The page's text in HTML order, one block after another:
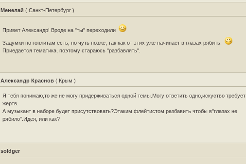
Менелай ( Санкт-Петербург )
Привет Александр! Вроде на "ты" переходили
Задумки по гоплитам есть, но чуть позже, так как от этих уже начинает в глазах рябить.
Приедается тематика, поэтому стараюсь "разбавлять".
Александр Краснов ( Крым )
Я тебя понимаю,то же не могу придерживаться одной темы.Могу ответить одно,искуство требует
жертв.
А музыкант в наборе будет присутствовать?Этаким флейтистом разбавить чтобы в"глазах не
рябило".Идея, или как?
soldger